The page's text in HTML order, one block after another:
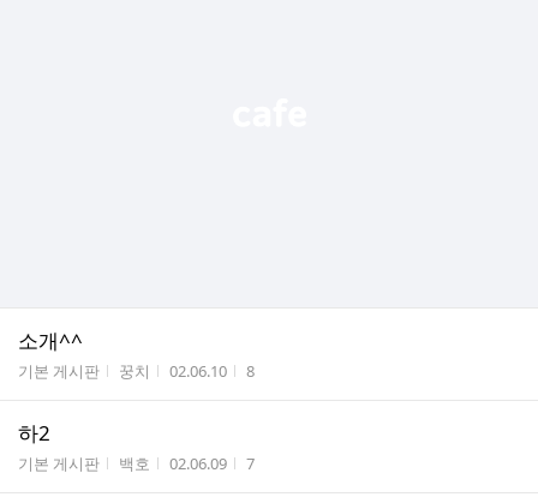
소개^^
게시판명
기본 게시판 작성자
꿍치 작성시간
02.06.10 조회수
8
하2
게시판명
기본 게시판 작성자
백호 작성시간
02.06.09 조회수
7